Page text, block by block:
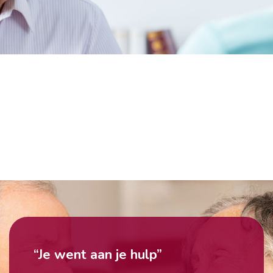
“Je went aan je hulp”